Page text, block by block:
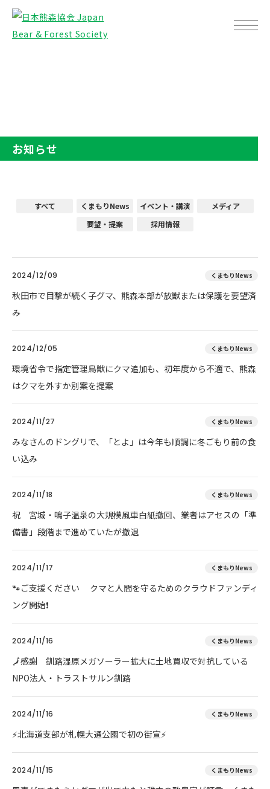
お知らせ
すべて くまもりNews イベント・講演
メディア
要望・提案
採用情報
2024/12/09 くまもりNews
秋田市で目撃が続く子グマ、熊森本部が放獣または保護を要望済
み
2024/12/05 くまもりNews
環境省令で指定管理鳥獣にクマ追加も、初年度から不適で、熊森
はクマを外すか別案を提案
2024/11/27 くまもりNews
みなさんのドングリで、「とよ」は今年も順調に冬ごもり前の食
い込み
2024/11/18 くまもりNews
祝 宮城・鳴子温泉の大規模風車白紙撤回、業者はアセスの「準
備書」段階まで進めていたが撤退
2024/11/17 くまもりNews
🐾ご支援ください クマと人間を守るためのクラウドファンディ
ング開始❗
2024/11/16 くまもりNews
🗾感謝 釧路湿原メガソーラー拡大に土地買収で対抗している
NPO法人・トラストサルン釧路
2024/11/16 くまもりNews
⚡北海道支部が札幌大通公園で初の街宣⚡
2024/11/15 くまもりNews